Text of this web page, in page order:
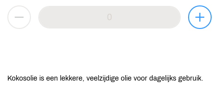
Kokosolie is een lekkere, veelzijdige olie voor dagelijks gebruik.